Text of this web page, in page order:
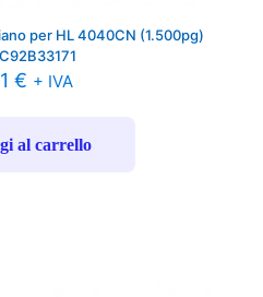
per HL 4040CN (1.500pg)
€ + IVA
al carrello